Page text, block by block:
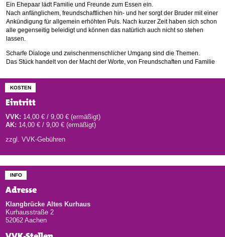
Ein Ehepaar lädt Familie und Freunde zum Essen ein.
Nach anfänglichem, freundschaftlichen hin- und her sorgt der Bruder mit einer
Ankündigung für allgemein erhöhten Puls. Nach kurzer Zeit haben sich schon
alle gegenseitig beleidigt und können das natürlich auch nicht so stehen
lassen.
Scharfe Dialoge und zwischenmenschlicher Umgang sind die Themen.
Das Stück handelt von der Macht der Worte, von Freundschaften und Familie
KOSTEN
Eintritt
VVK: 14,00 € / 9,00 € (ermäßigt)
AK: 14,00 € / 9,00 € (ermäßigt)
zzgl. VVK-Gebühren
INFO
Adresse
Klangbrücke Altes Kurhaus
Kurhausstraße 2
52062 Aachen